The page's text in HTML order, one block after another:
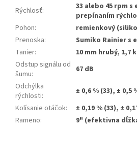
Rýchlosť:
33 alebo 45 rpm
prepínaním
Pohon:
remienkový
Prenoska:
Sumiko Rainier s
Tanier:
10 mm hrubý, 1,7
Odstup signálu od
šumu:
67 dB
Odchýlka
rýchlosti:
± 0,6 % (33), ± 0,5
Kolísanie otáčok:
± 0,19 % (33), ±
Rameno: 9" (efektivna